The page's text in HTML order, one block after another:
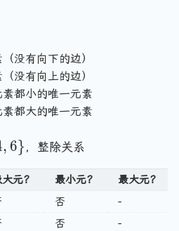
没有向下的边）
没有向上的边）
都小的唯一元素
都大的唯一元素
, 6} ，整除关系
元？ 最小元？
最大元？
否
-
否
-